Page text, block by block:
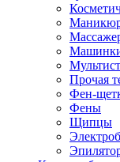
Прочая
Фен-
Фены
Щипцы